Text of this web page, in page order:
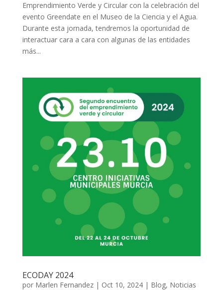
Emprendimiento Verde y Circular con la celebración del
evento Greendate en el Museo de la Ciencia y el Agua.
Durante esta jornada, tendremos la oportunidad de
interactuar cara a cara con algunas de las entidades
más...
ECODAY 2024
por Marlen Fernandez| Oct 10, 2024| Blog, Noticias